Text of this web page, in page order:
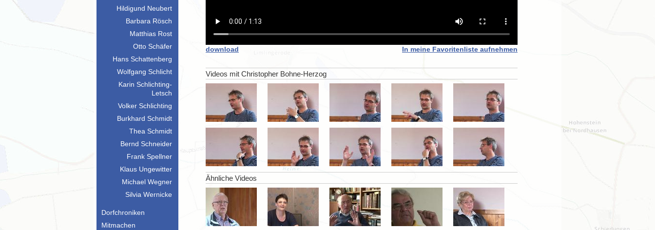
In meine Favoritenliste aufnehmen
download
Videos mit Christopher Bohne-Herzog
Ähnliche Videos
Hildigund Neubert
Barbara Rösch
Matthias Rost
Otto Schäfer
Hans Schattenberg
Wolfgang Schlicht
Karin Schlichting-
Letsch
Volker Schlichting
Burkhard Schmidt
Thea Schmidt
Bernd Schneider
Frank Spellner
Klaus Ungewitter
Michael Wegner
Silvia Wernicke
Dorfchroniken
Mitmachen